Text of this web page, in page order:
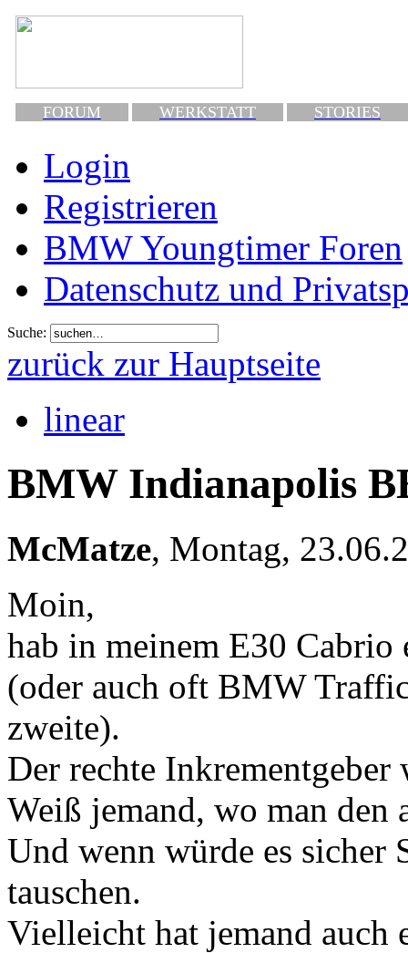
FORUM WERKSTATT STORIES
Login
Registrieren
BMW Youngtimer Foren
Datenschutz und
Suche:
zurück zur Hauptseite
linear
BMW Indianapolis
McMatze, Montag,
Moin,
hab in meinem E30
(oder auch oft BMW
zweite).
Der rechte
Weiß jemand, wo man den
Und wenn würde es sicher
tauschen.
Vielleicht hat jemand auch